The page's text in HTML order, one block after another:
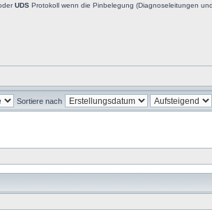
UDS Protokoll wenn die Pinbelegung (Diagnoseleitungen
Sortiere nach